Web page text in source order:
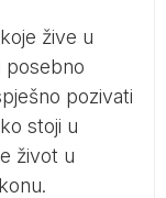
žive u
posebno
pozivati
stoji u
život u